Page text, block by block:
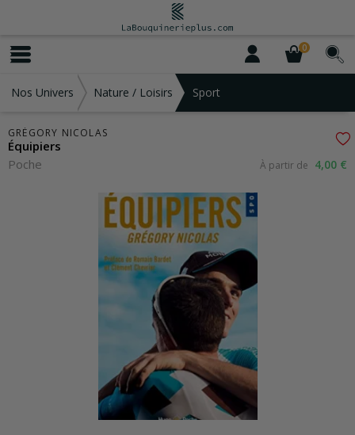
0
Nos Univers Nature / Loisirs Sport
GRÉGORY NICOLAS
Équipiers
Poche
À partir de 4,00 €